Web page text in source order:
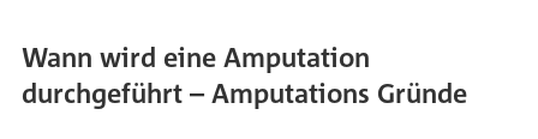
Wann wird eine Amputation
durchgeführt – Amputations Gründe